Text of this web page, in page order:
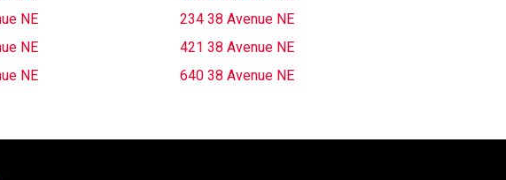
NE
234 38 Avenue NE
NE
421 38 Avenue NE
NE 640 38 Avenue NE